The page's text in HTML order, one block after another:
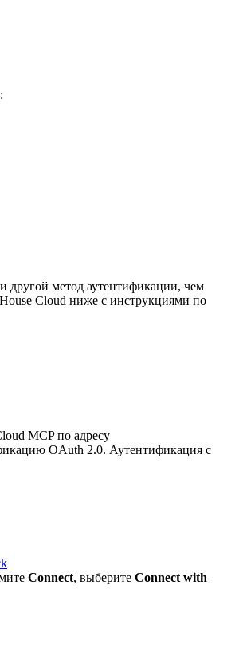
другой метод аутентификации, чем
Cloud ниже с инструкциями по
MCP по адресу
OAuth 2.0. Аутентификация с
Connect, выберите Connect with